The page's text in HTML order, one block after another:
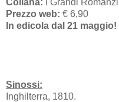
Prezzo web: € 6,90
In edicola dal 21 maggio!
Sinossi:
Inghilterra, 1810.